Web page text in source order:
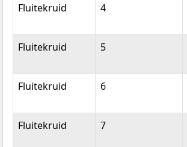
Fluitekruid 4
Fluitekruid 5
Fluitekruid 6
Fluitekruid 7